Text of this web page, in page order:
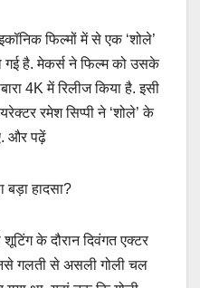
फिल्मों में से एक ‘शोले’
गई है. मेकर्स ने फिल्म को उसके
4K में रिलीज किया है. इसी
रमेश सिप्पी ने ‘शोले’ के
और पढ़ें
बड़ा हादसा?
शूटिंग के दौरान दिवंगत एक्टर
गलती से असली गोली चल